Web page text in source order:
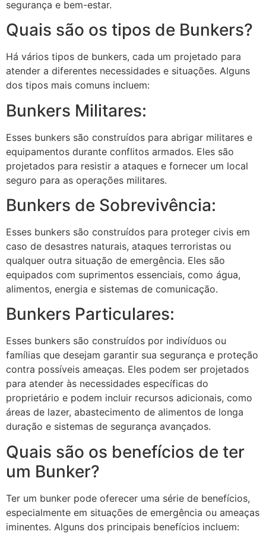
segurança e bem-estar.
Quais são os tipos de Bunkers?
Há vários tipos de bunkers, cada um projetado para
atender a diferentes necessidades e situações. Alguns
dos tipos mais comuns incluem:
Bunkers Militares:
Esses bunkers são construídos para abrigar militares e
equipamentos durante conflitos armados. Eles são
projetados para resistir a ataques e fornecer um local
seguro para as operações militares.
Bunkers de Sobrevivência:
Esses bunkers são construídos para proteger civis em
caso de desastres naturais, ataques terroristas ou
qualquer outra situação de emergência. Eles são
equipados com suprimentos essenciais, como água,
alimentos, energia e sistemas de comunicação.
Bunkers Particulares:
Esses bunkers são construídos por indivíduos ou
famílias que desejam garantir sua segurança e proteção
contra possíveis ameaças. Eles podem ser projetados
para atender às necessidades específicas do
proprietário e podem incluir recursos adicionais, como
áreas de lazer, abastecimento de alimentos de longa
duração e sistemas de segurança avançados.
Quais são os benefícios de ter
um Bunker?
Ter um bunker pode oferecer uma série de benefícios,
especialmente em situações de emergência ou ameaças
iminentes. Alguns dos principais benefícios incluem: